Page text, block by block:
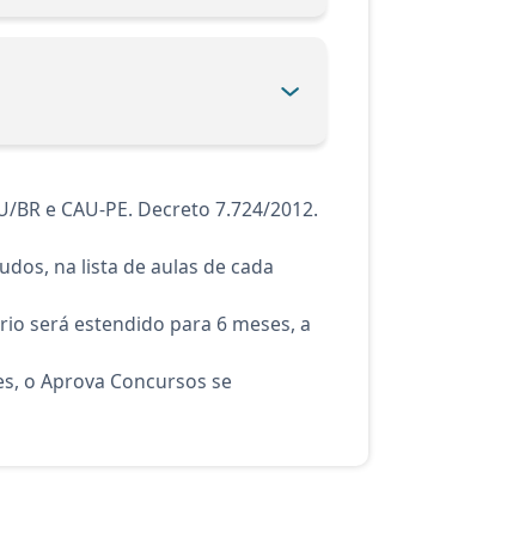
e CAU-PE. Decreto 7.724/2012.
na lista de aulas de cada
será estendido para 6 meses, a
o Aprova Concursos se